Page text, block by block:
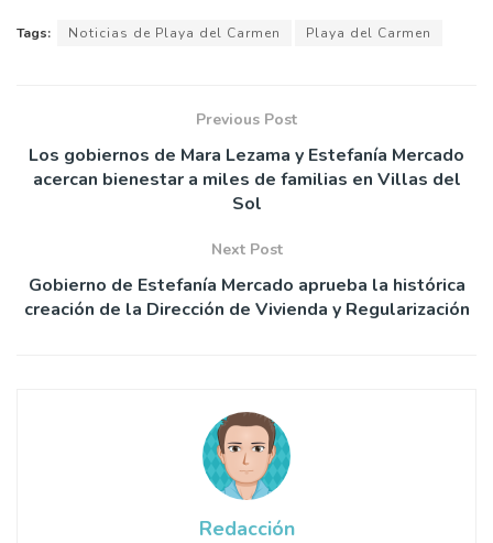
Tags: Noticias de Playa del Carmen Playa del Carmen
Previous Post
Los gobiernos de Mara Lezama y Estefanía Mercado
acercan bienestar a miles de familias en Villas del
Sol
Next Post
Gobierno de Estefanía Mercado aprueba la histórica
creación de la Dirección de Vivienda y Regularización
Redacción